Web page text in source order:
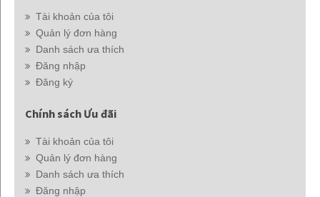
Tài khoản của tôi
Quản lý đơn hàng
Danh sách ưa thích
Đăng nhập
Đăng ký
Chính sách Ưu đãi
Tài khoản của tôi
Quản lý đơn hàng
Danh sách ưa thích
Đăng nhập